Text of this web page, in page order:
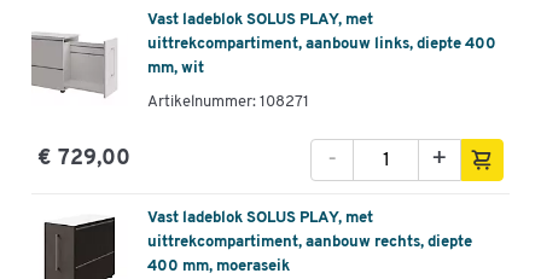
Vast ladeblok SOLUS PLAY, met
uittrekcompartiment, aanbouw links, diepte 400
mm, wit
Artikelnummer: 108271
€ 729,00 +
-
Vast ladeblok SOLUS PLAY, met
uittrekcompartiment, aanbouw rechts, diepte
400 mm, moeraseik